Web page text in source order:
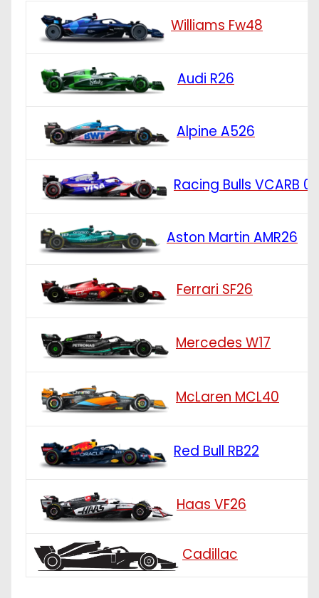
Williams Fw48
Audi R26
Alpine A526
Racing Bulls VCARB 03
Aston Martin AMR26
Ferrari SF26
Mercedes W17
McLaren MCL40
Red Bull RB22
Haas VF26
Cadillac